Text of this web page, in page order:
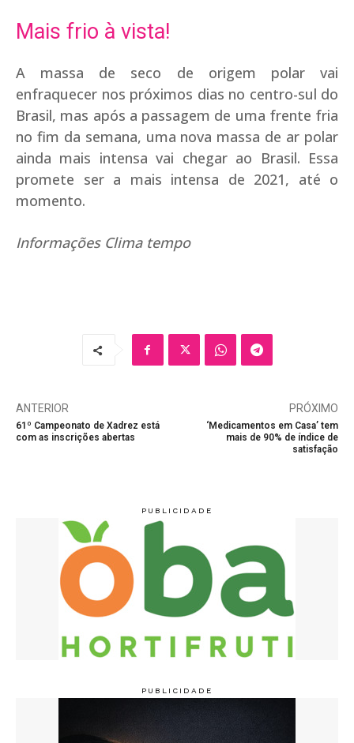
Mais frio à vista!
A massa de seco de origem polar vai
enfraquecer nos próximos dias no centro-sul do
Brasil, mas após a passagem de uma frente fria
no fim da semana, uma nova massa de ar polar
ainda mais intensa vai chegar ao Brasil. Essa
promete ser a mais intensa de 2021, até o
momento.
Informações Clima tempo
ANTERIOR
61º Campeonato de Xadrez está
com as inscrições abertas
PRÓXIMO
‘Medicamentos em Casa’ tem
mais de 90% de índice de
satisfação